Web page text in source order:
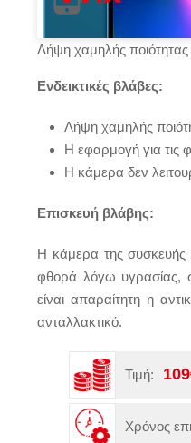
Λήψη χαμηλής
Ενδεικτικές βλάβες:
Λήψη χαμηλής
Η εφαρμογή για τις
Η κάμερα δεν
Επισκευή βλάβης:
Η κάμερα της συσκευής
φθορά λόγω υγρασίας,
είναι απαραίτητη η
ανταλλακτικό.
Τιμή:
Χρόνος